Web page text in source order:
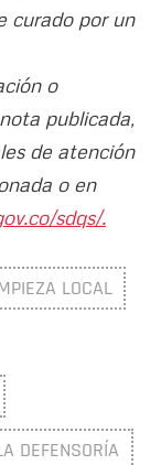
curado por un
o
publicada,
de atención
o en
sdqs/.
LOCAL
DEFENSORÍA